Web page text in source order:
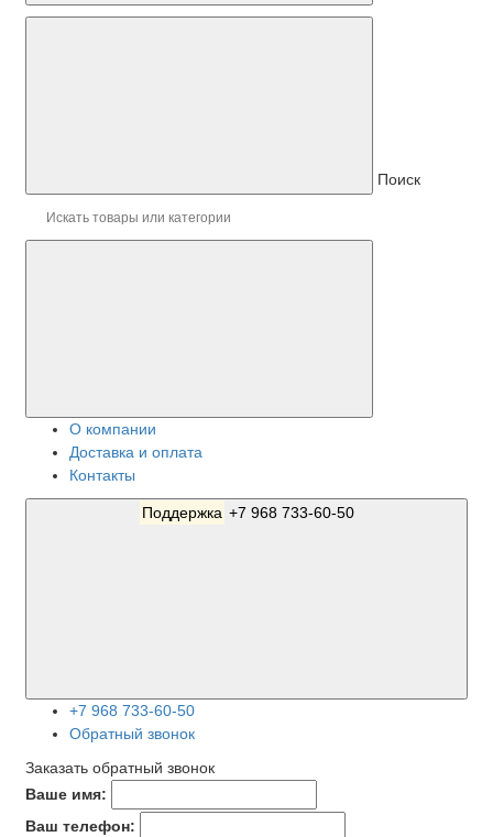
Поиск
О компании
Доставка и оплата
Контакты
Поддержка +7 968 733-60-50
+7 968 733-60-50
Обратный звонок
Заказать обратный звонок
Ваше имя:
Ваш телефон: